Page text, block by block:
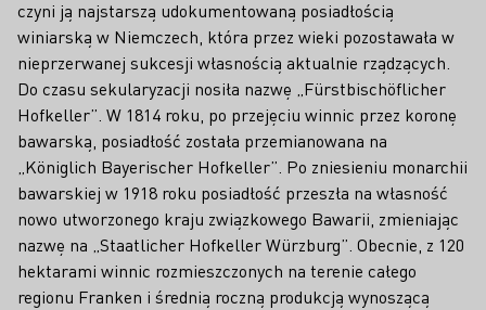
czyni ją najstarszą udokumentowaną posiadłością
winiarską w Niemczech, która przez wieki pozostawała w
nieprzerwanej sukcesji własnością aktualnie rządzących.
Do czasu sekularyzacji nosiła nazwę „Fürstbischöflicher
Hofkeller”. W 1814 roku, po przejęciu winnic przez koronę
bawarską, posiadłość została przemianowana na
„Königlich Bayerischer Hofkeller”. Po zniesieniu monarchii
bawarskiej w 1918 roku posiadłość przeszła na własność
nowo utworzonego kraju związkowego Bawarii, zmieniając
nazwę na „Staatlicher Hofkeller Würzburg”. Obecnie, z 120
hektarami winnic rozmieszczonych na terenie całego
regionu Franken i średnią roczną produkcją wynoszącą